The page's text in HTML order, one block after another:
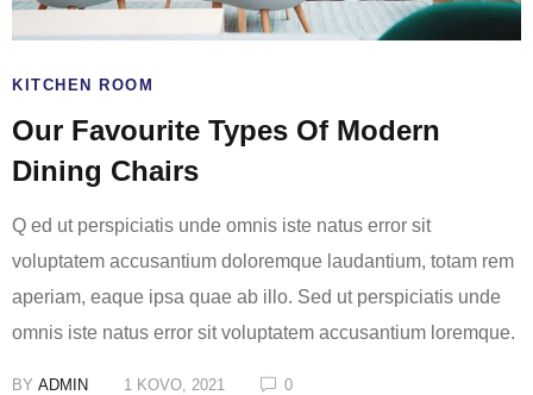
KITCHEN ROOM
Our Favourite Types Of Modern
Dining Chairs
Q ed ut perspiciatis unde omnis iste natus error sit
voluptatem accusantium doloremque laudantium, totam rem
aperiam, eaque ipsa quae ab illo. Sed ut perspiciatis unde
omnis iste natus error sit voluptatem accusantium loremque.
BY ADMIN 1 KOVO, 2021 0